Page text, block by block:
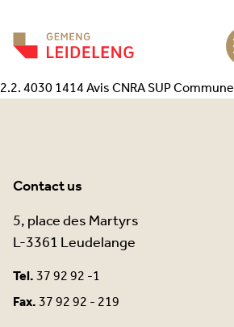
2.2. 4030 1414 Avis CNRA SUP Commune
Contact us
5, place des Martyrs
L-3361 Leudelange
Tel.37 92 92 -1
Fax.37 92 92 - 219